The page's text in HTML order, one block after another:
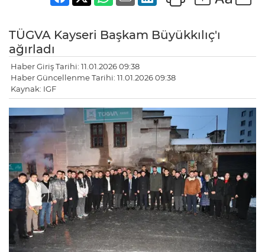
TÜGVA Kayseri Başkam Büyükkılıç'ı
ağırladı
Haber Giriş Tarihi: 11.01.2026 09:38
Haber Güncellenme Tarihi: 11.01.2026 09:38
Kaynak: IGF